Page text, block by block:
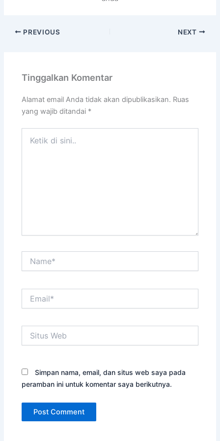
PREVIOUS NEXT
Tinggalkan Komentar
Alamat email Anda tidak akan dipublikasikan. Ruas
yang wajib ditandai *
Web
Simpan nama, email, dan situs web saya pada
peramban ini untuk komentar saya berikutnya.